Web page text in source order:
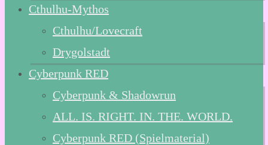
Cthulhu-Mythos
Cthulhu/Lovecraft
Drygolstadt
Cyberpunk RED
Cyberpunk & Shadowrun
ALL. IS. RIGHT. IN. THE. WORLD.
Cyberpunk RED (Spielmaterial)